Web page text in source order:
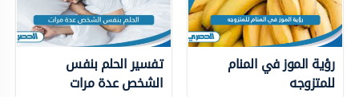
رؤية الموز في المنام
للمتزوجه
تفسير الحلم بنفس
الشخص عدة مرات